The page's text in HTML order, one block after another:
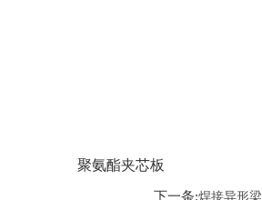
聚氨酯夹芯板
下一条:焊接异形梁